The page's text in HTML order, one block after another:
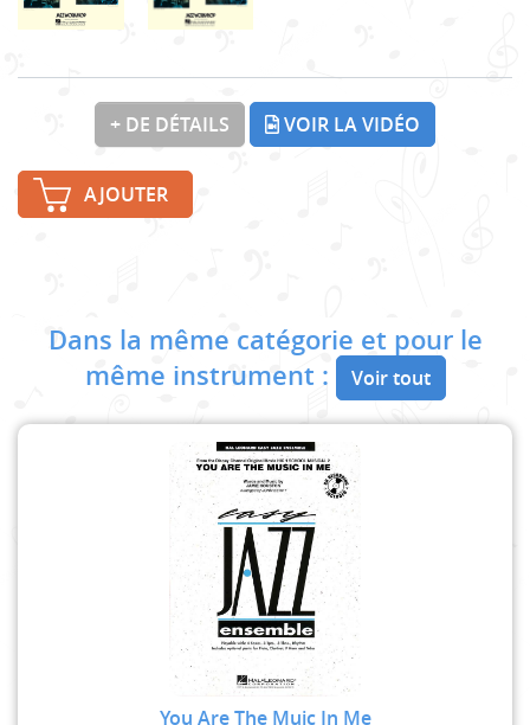
+ DE DÉTAILS VOIR LA VIDÉO
AJOUTER
Dans la même catégorie et pour le
même instrument :
Voir tout
You Are The Muic In Me